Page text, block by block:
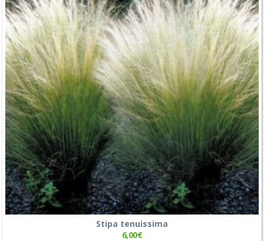
Stipa tenuissima
6,00€